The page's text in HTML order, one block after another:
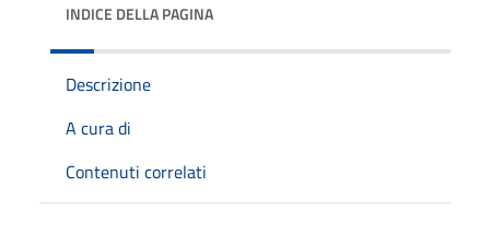
INDICE DELLA PAGINA
Descrizione
A cura di
Contenuti correlati